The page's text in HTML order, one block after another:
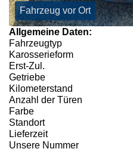
Fahrzeug vor Ort
Allgemeine Daten:
Fahrzeugtyp
Karosserieform
Erst-Zul.
Getriebe
Kilometerstand
Anzahl der Türen
Farbe
Standort
Lieferzeit
Unsere Nummer